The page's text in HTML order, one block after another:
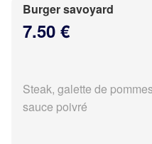
Burger savoyard
7.50 €
Steak, galette de
sauce poivré